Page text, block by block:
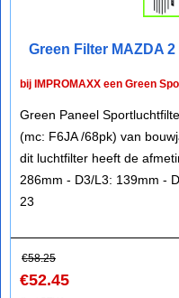
Green Filter MAZDA 2
bij IMPROMAXX een Green
Green Paneel
(mc: F6JA /68pk) van
dit luchtfilter heeft de
286mm - D3/L3: 139mm -
23
€58.25
€52.45